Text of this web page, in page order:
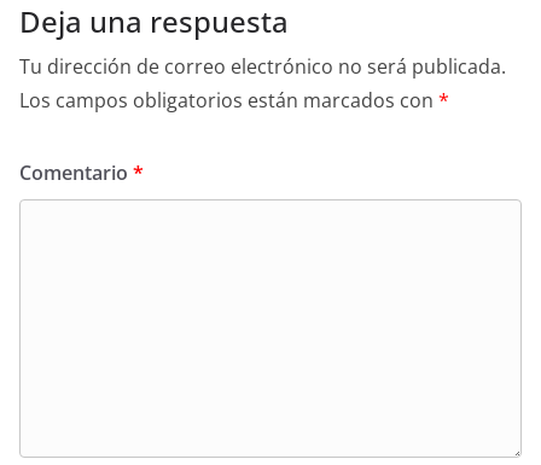
Deja una respuesta
Tu dirección de correo electrónico no será publicada.
Los campos obligatorios están marcados con *
Comentario *